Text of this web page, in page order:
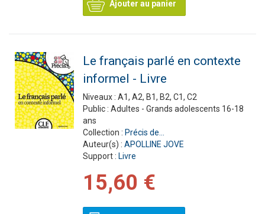
Ajouter au panier
Le français parlé en contexte
informel - Livre
Niveaux : A1, A2, B1, B2, C1, C2
Public : Adultes - Grands adolescents 16-18
ans
Collection : Précis de...
Auteur(s) : APOLLINE JOVE
Support : Livre
15,60 €